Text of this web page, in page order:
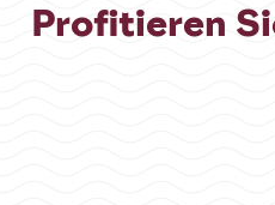
Profitieren